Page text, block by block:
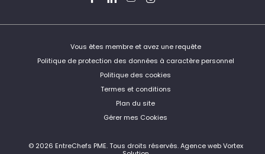
© 2026 EntreChefs PME.Tous droits réservés. Agence web Vortex
Vous êtes membre et avez une requête
Politique de protection des données à caractère personnel
Politique des cookies
Termes et conditions
Plan du site
Gérer mes Cookies